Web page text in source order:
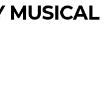
MUSICAL